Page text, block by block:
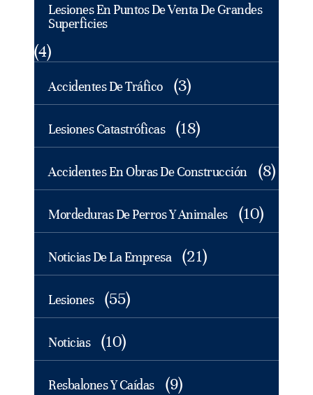
Lesiones En Puntos De Venta De Grandes
Superficies
(4)
Accidentes De Tráfico (3)
Lesiones Catastróficas (18)
Accidentes En Obras De Construcción (8)
Mordeduras De Perros Y Animales (10)
Noticias De La Empresa (21)
Lesiones (55)
Noticias (10)
Resbalones Y Caídas (9)